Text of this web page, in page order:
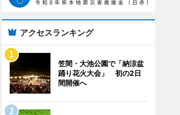
アクセスランキング
笠間・大池公園で「納涼盆
踊り花火大会」 初の2日
間開催へ